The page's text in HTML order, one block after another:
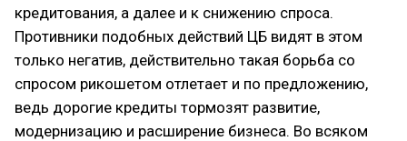
кредитования, а далее и к снижению спроса.
Противники подобных действий ЦБ видят в этом
только негатив, действительно такая борьба со
спросом рикошетом отлетает и по предложению,
ведь дорогие кредиты тормозят развитие,
модернизацию и расширение бизнеса. Во всяком